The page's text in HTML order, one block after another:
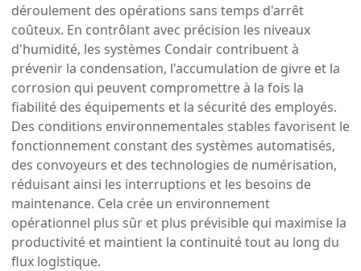
déroulement des opérations sans temps d'arrêt
coûteux. En contrôlant avec précision les niveaux
d'humidité, les systèmes Condair contribuent à
prévenir la condensation, l'accumulation de givre et la
corrosion qui peuvent compromettre à la fois la
fiabilité des équipements et la sécurité des employés.
Des conditions environnementales stables favorisent le
fonctionnement constant des systèmes automatisés,
des convoyeurs et des technologies de numérisation,
réduisant ainsi les interruptions et les besoins de
maintenance. Cela crée un environnement
opérationnel plus sûr et plus prévisible qui maximise la
productivité et maintient la continuité tout au long du
flux logistique.